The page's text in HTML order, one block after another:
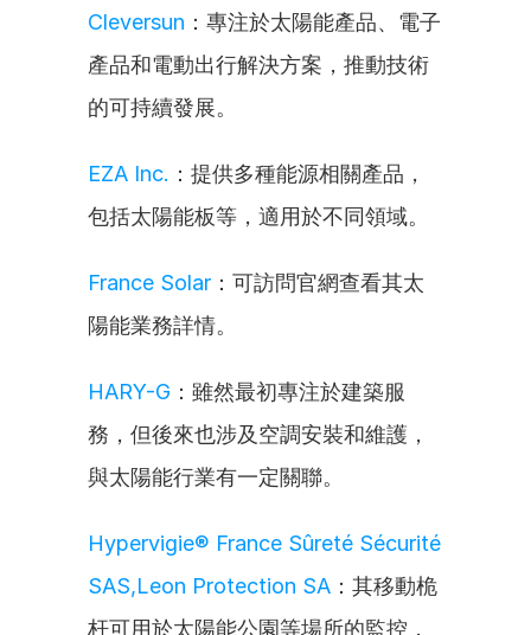
Cleversun ：專注於太陽能產品、電子
產品和電動出行解決方案，推動技術
的可持續發展。
EZA Inc. ：提供多種能源相關產品，
包括太陽能板等，適用於不同領域。
France Solar ：可訪問官網查看其太
陽能業務詳情。
HARY-G ：雖然最初專注於建築服
務，但後來也涉及空調安裝和維護，
與太陽能行業有一定關聯。
Hypervigie® France Sûreté Sécurité
SAS,Leon Protection SA ：其移動桅
杆可用於太陽能公園等場所的監控，